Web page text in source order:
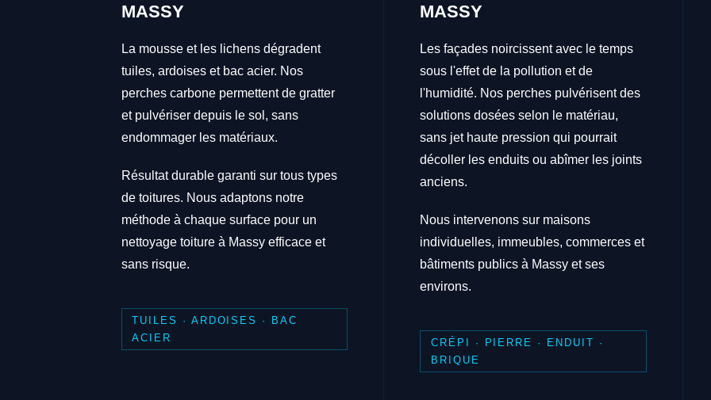
MASSY
La mousse et les lichens dégradent
tuiles, ardoises et bac acier. Nos
perches carbone permettent de gratter
et pulvériser depuis le sol, sans
endommager les matériaux.
Résultat durable garanti sur tous types
de toitures. Nous adaptons notre
méthode à chaque surface pour un
nettoyage toiture à Massy efficace et
sans risque.
TUILES · ARDOISES · BAC
ACIER
MASSY
Les façades noircissent avec le temps
sous l'effet de la pollution et de
l'humidité. Nos perches pulvérisent des
solutions dosées selon le matériau,
sans jet haute pression qui pourrait
décoller les enduits ou abîmer les joints
anciens.
Nous intervenons sur maisons
individuelles, immeubles, commerces et
bâtiments publics à Massy et ses
environs.
CRÉPI · PIERRE · ENDUIT ·
BRIQUE